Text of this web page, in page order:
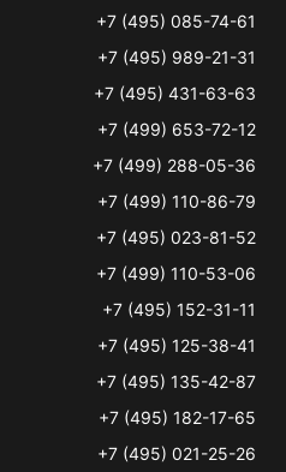
+7 (495) 085-74-61
+7 (495) 989-21-31
+7 (495) 431-63-63
+7 (499) 653-72-12
+7 (499) 288-05-36
+7 (499) 110-86-79
+7 (495) 023-81-52
+7 (499) 110-53-06
+7 (495) 152-31-11
+7 (495) 125-38-41
+7 (495) 135-42-87
+7 (495) 182-17-65
+7 (495) 021-25-26